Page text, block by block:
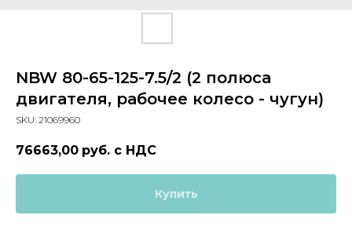
NBW 80-65-125-7.5/2 (2 полюса
двигателя, рабочее колесо - чугун)
SKU: 21069960
76663,00 руб. с НДС
Купить